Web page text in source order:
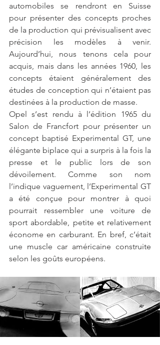
automobiles se rendront en Suisse
pour présenter des concepts proches
de la production qui prévisualisent avec
précision les modèles à venir.
Aujourd’hui, nous tenons cela pour
acquis, mais dans les années 1960, les
concepts étaient généralement des
études de conception qui n’étaient pas
destinées à la production de masse.
Opel s’est rendu à l’édition 1965 du
Salon de Francfort pour présenter un
concept baptisé Experimental GT, une
élégante biplace qui a surpris à la fois la
presse et le public lors de son
dévoilement. Comme son nom
l’indique vaguement, l’Experimental GT
a été conçue pour montrer à quoi
pourrait ressembler une voiture de
sport abordable, petite et relativement
économe en carburant. En bref, c’était
une muscle car américaine construite
selon les goûts européens.